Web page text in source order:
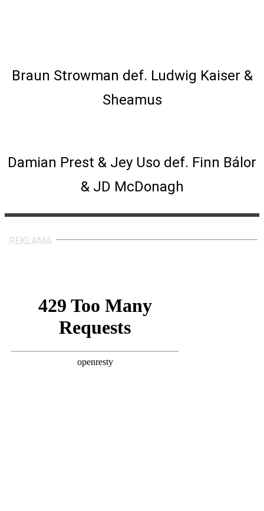
Braun Strowman def. Ludwig Kaiser &
Sheamus
Damian Prest & Jey Uso def. Finn Bálor
& JD McDonagh
REKLAMA